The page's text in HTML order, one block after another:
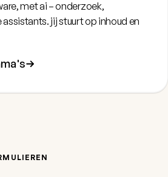
met ai – onderzoek,
jij stuurt op inhoud en